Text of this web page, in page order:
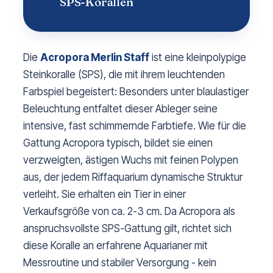
Die Acropora Merlin Staff ist eine kleinpolypige
Steinkoralle (SPS), die mit ihrem leuchtenden
Farbspiel begeistert: Besonders unter blaulastiger
Beleuchtung entfaltet dieser Ableger seine
intensive, fast schimmernde Farbtiefe. Wie für die
Gattung Acropora typisch, bildet sie einen
verzweigten, ästigen Wuchs mit feinen Polypen
aus, der jedem Riffaquarium dynamische Struktur
verleiht. Sie erhalten ein Tier in einer
Verkaufsgröße von ca. 2-3 cm. Da Acropora als
anspruchsvollste SPS-Gattung gilt, richtet sich
diese Koralle an erfahrene Aquarianer mit
Messroutine und stabiler Versorgung - kein